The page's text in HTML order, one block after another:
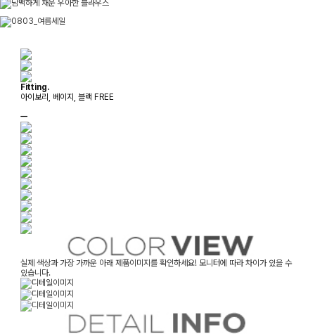
Fitting.
아이보리, 베이지, 블랙 FREE
ㅡ
실제 색상과 가장 가까운 아래 제품이미지를 확인하세요! 모니터에 따라 차이가 있을 수
있습니다.